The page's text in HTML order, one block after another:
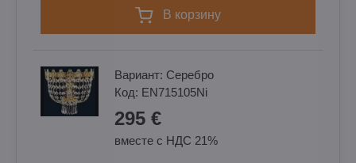
в корзину
Вариант: Cеребро
Код: EN715105Ni
295 €
вместе с НДС 21%